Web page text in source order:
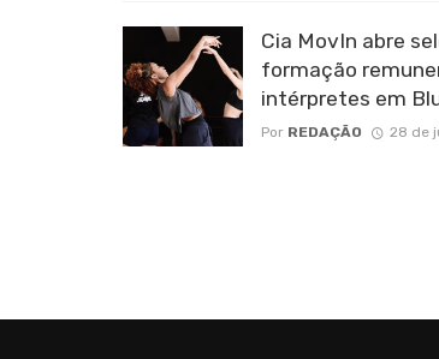
Cia MovIn abre
formação
intérpretes em
Por REDAÇÃO 28 de